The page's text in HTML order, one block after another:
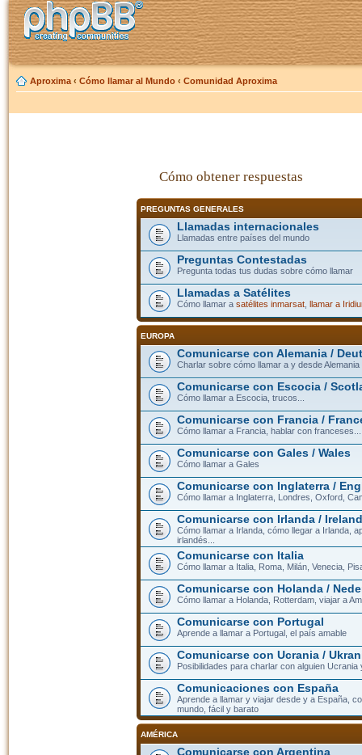
Aproxima ‹ Cómo llamar al Mundo ‹ Comunidad Aproxima
Cómo obtener respuestas
PREGUNTAS GENERALES
Llamadas internacionales
Llamadas entre países del mundo
Preguntas Contestadas
Pregunta todas tus dudas sobre cómo llamar
Llamadas a Satélites
Cómo llamar a satélites inmarsat, llamar a
EUROPA
Comunicarse con Alemania /
Charlar sobre cómo llamar a y desde Alemania
Comunicarse con Escocia /
Cómo llamar a Escocia, trucos...
Comunicarse con Francia /
Cómo llamar a Francia, hablar con franceses...
Comunicarse con Gales / Wales
Cómo llamar a Gales
Comunicarse con Inglaterra /
Cómo llamar a Inglaterra, Londres, Oxford,
Comunicarse con Irlanda / Ireland
Cómo llamar a Irlanda, cómo llegar a Irlanda,
irlandés...
Comunicarse con Italia
Cómo llamar a Italia, Roma, Milán, Venecia,
Comunicarse con Holanda /
Cómo llamar a Holanda, Rotterdam, viajar a
Comunicarse con Portugal
Aprende a llamar a Portugal, el país amable
Comunicarse con Ucrania /
Posibilidades para charlar con alguien Ucrania
Comunicaciones con España
Aprende a llamar y viajar desde y a España,
mundo, fácil y barato
AMÉRICA
Comunicarse con Argentina